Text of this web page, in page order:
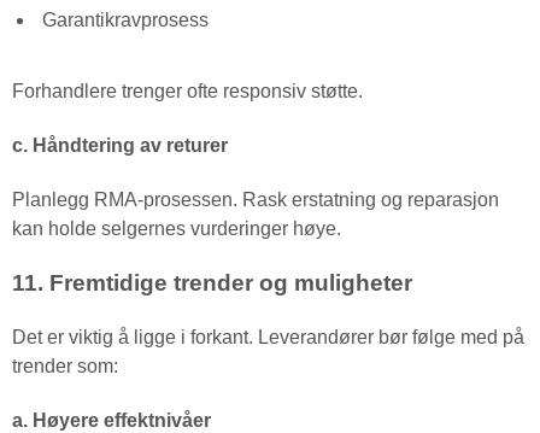
Garantikravprosess
Forhandlere trenger ofte responsiv støtte.
c. Håndtering av returer
Planlegg RMA-prosessen. Rask erstatning og reparasjon
kan holde selgernes vurderinger høye.
11. Fremtidige trender og muligheter
Det er viktig å ligge i forkant. Leverandører bør følge med på
trender som:
a. Høyere effektnivåer